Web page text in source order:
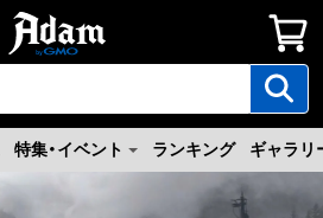
特集・イベント ランキング ギャラリ